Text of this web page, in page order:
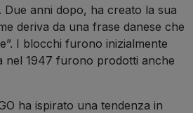
Due anni dopo, ha creato la sua
deriva da una frase danese che
I blocchi furono inizialmente
nel 1947 furono prodotti anche
ha ispirato una tendenza in